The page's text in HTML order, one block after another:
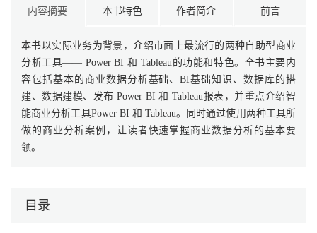
内容摘要 本书特色 作者简介 前言
本书以实际业务为背景，介绍市面上最流行的两种自助型商业
分析工具—— Power BI 和 Tableau的功能和特色。全书主要内
容包括基本的商业数据分析基础、BI基础知识、数据库的搭
建、数据建模、发布 Power BI 和 Tableau报表，并重点介绍智
能商业分析工具Power BI 和 Tableau。同时通过使用两种工具所
做的商业分析案例，让读者快速掌握商业数据分析的基本要
领。
目录